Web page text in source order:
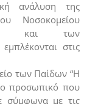
ανάλυση της
Νοσοκομείου
και των
στις
των Παίδων “Η
προσωπικό που
σύμφωνα με τις